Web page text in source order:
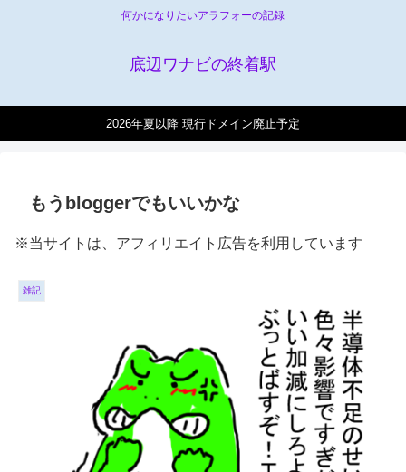
何かになりたいアラフォーの記録
底辺ワナビの終着駅
2026年夏以降 現行ドメイン廃止予定
もうbloggerでもいいかな
※当サイトは、アフィリエイト広告を利用しています
雑記